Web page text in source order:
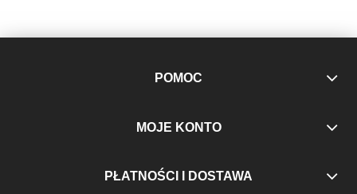
POMOC
MOJE KONTO
PŁATNOŚCI I DOSTAWA